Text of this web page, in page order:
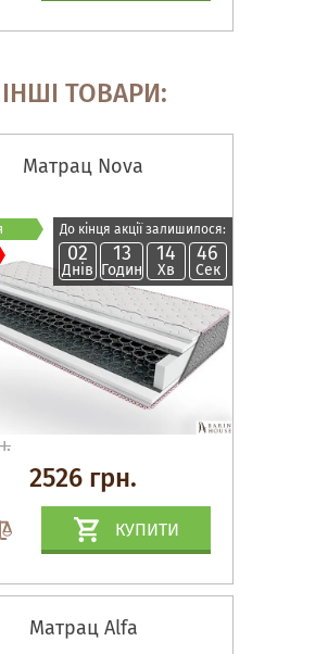
ІНШІ ТОВАРИ:
Матрац Nova
До кінця акції залишилося:
02
Днів
13
Годин
14
Хв
45
Сек
2526 грн.
КУПИТИ
Матрац Alfa